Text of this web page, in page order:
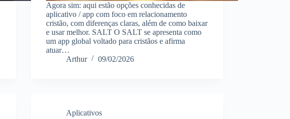
Agora sim: aqui estão opções conhecidas de
aplicativo / app com foco em relacionamento
cristão, com diferenças claras, além de como baixar
e usar melhor. SALT O SALT se apresenta como
um app global voltado para cristãos e afirma
atuar…
Arthur
09/02/2026
Aplicativos